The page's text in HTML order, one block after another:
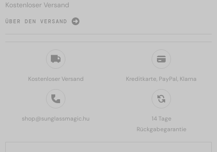
Kostenloser Versand Kreditkarte, PayPal, Klarna
shop@sunglassmagic.hu
14 Tage
Rückgabegarantie
Kostenloser Versand
ÜBER DEN VERSAND